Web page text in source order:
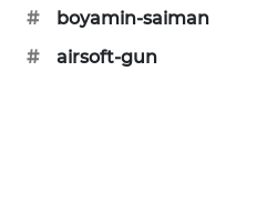
#
boyamin-saiman
#
airsoft-gun
MKLI
LPKKI